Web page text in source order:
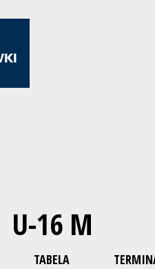
U-16 M
TABELA